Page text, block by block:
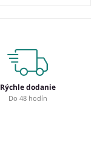
Rýchle dodanie
Do 48 hodín